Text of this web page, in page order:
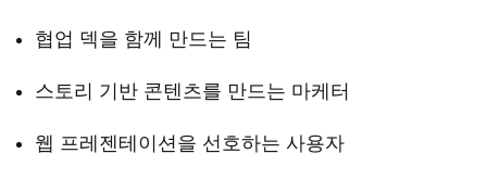
협업 덱을 함께 만드는 팀
스토리 기반 콘텐츠를 만드는 마케터
웹 프레젠테이션을 선호하는 사용자